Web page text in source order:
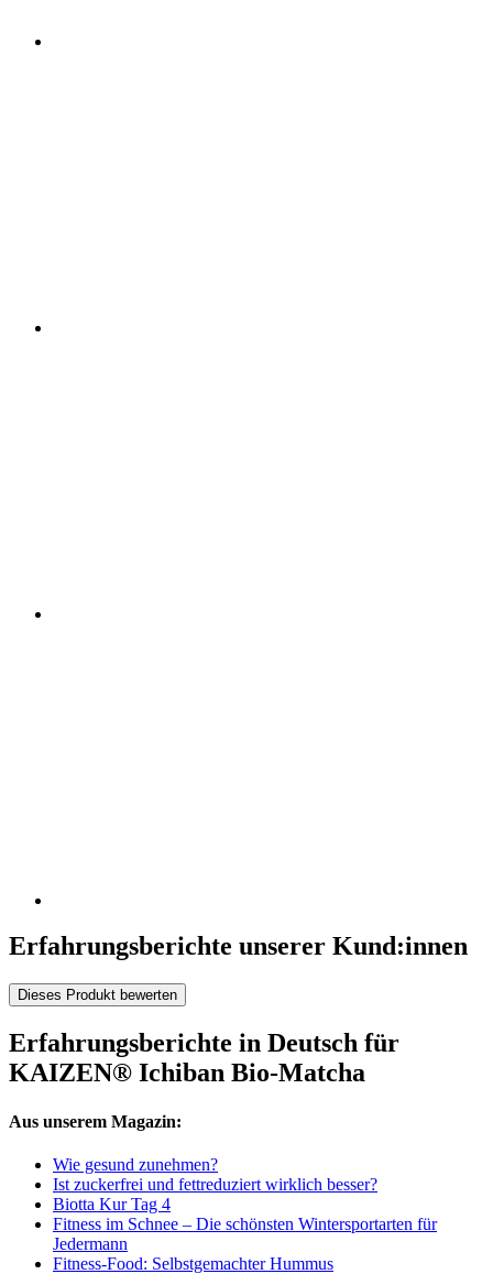
Erfahrungsberichte unserer Kund:innen
Dieses Produkt bewerten
Erfahrungsberichte in Deutsch für
KAIZEN® Ichiban Bio-Matcha
Aus unserem Magazin:
Wie gesund zunehmen?
Ist zuckerfrei und fettreduziert wirklich besser?
Biotta Kur Tag 4
Fitness im Schnee – Die schönsten Wintersportarten für
Jedermann
Fitness-Food: Selbstgemachter Hummus